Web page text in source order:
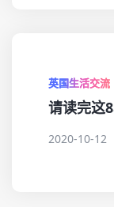
英国生活交流
请读完这
2020-10-12